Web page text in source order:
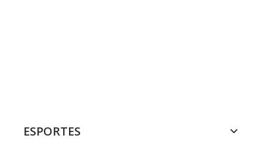
ESPORTES